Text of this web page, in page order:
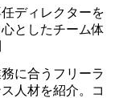
ディレクターを
としたチーム体
に合うフリーラ
ス人材を紹介。コ